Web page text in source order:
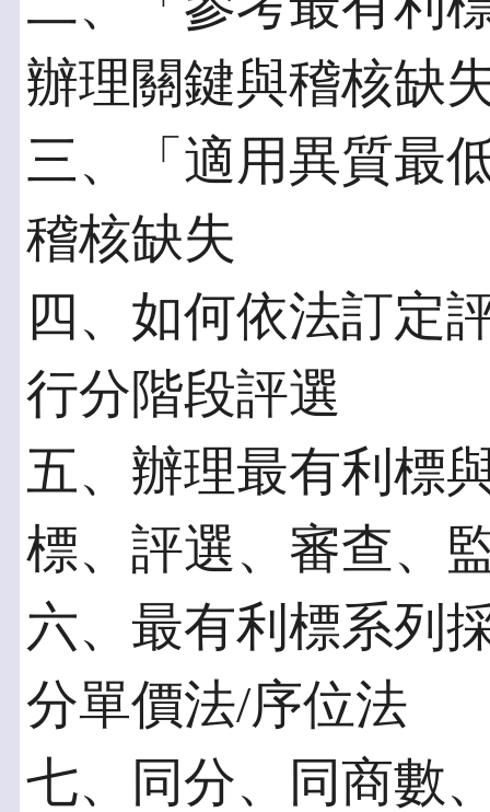
辦理關鍵與稽核缺
三、「適用異質最
稽核缺失
四、如何依法訂定
行分階段評選
五、辦理最有利標
標、評選、審查、
六、最有利標系列
分單價法/序位法
七、同分、同商數